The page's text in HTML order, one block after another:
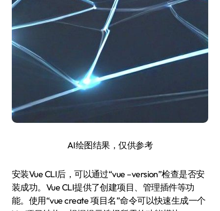
AI绘图结果，仅供参考
安装Vue CLI后，可以通过“vue –version”检查是否安
装成功。Vue CLI提供了创建项目、管理插件等功
能。使用“vue create 项目名”命令可以快速生成一个